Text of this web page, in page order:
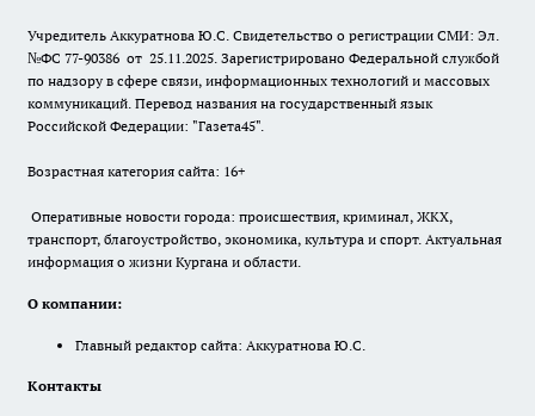
Учредитель Аккуратнова Ю.С. Свидетельство о регистрации СМИ: Эл.
№ФС 77-90386 от 25.11.2025. Зарегистрировано Федеральной службой
по надзору в сфере связи, информационных технологий и массовых
коммуникаций. Перевод названия на государственный язык
Российской Федерации: "Газета45".
Возрастная категория сайта: 16+
Оперативные новости города: происшествия, криминал, ЖКХ,
транспорт, благоустройство, экономика, культура и спорт. Актуальная
информация о жизни Кургана и области.
О компании:
Главный редактор сайта: Аккуратнова Ю.С.
Контакты